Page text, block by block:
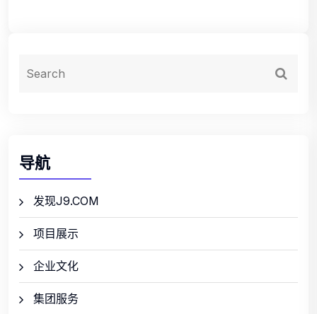
导航
发现J9.COM
项目展示
企业文化
集团服务